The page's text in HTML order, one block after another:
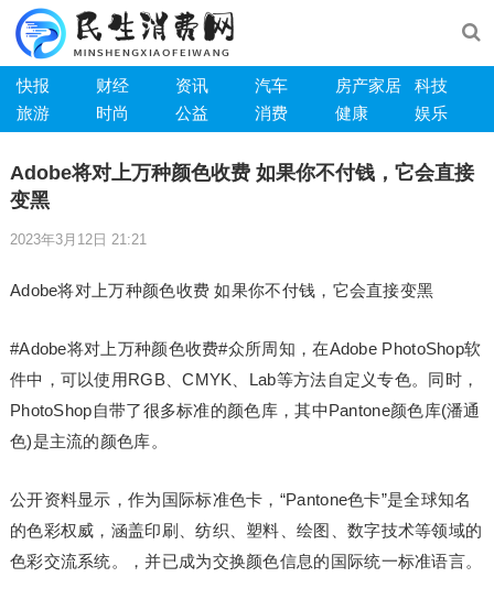
快报 财经 资讯 汽车 房产家居
科技
旅游
时尚 公益 消费 健康 娱乐
Adobe将对上万种颜色收费 如果你不付钱，它会直接
变黑
2023年3月12日 21:21
Adobe将对上万种颜色收费 如果你不付钱，它会直接变黑
#Adobe将对上万种颜色收费#众所周知，在Adobe PhotoShop软
件中，可以使用RGB、CMYK、Lab等方法自定义专色。同时，
PhotoShop自带了很多标准的颜色库，其中Pantone颜色库(潘通
色)是主流的颜色库。
公开资料显示，作为国际标准色卡，“Pantone色卡”是全球知名
的色彩权威，涵盖印刷、纺织、塑料、绘图、数字技术等领域的
色彩交流系统。，并已成为交换颜色信息的国际统一标准语言。